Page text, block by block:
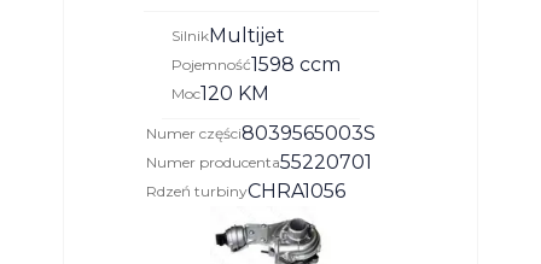
SilnikMultijet
Pojemność1598 ccm
Moc120 KM
Numer części8039565003S
Numer producenta55220701
Rdzeń turbinyCHRA1056